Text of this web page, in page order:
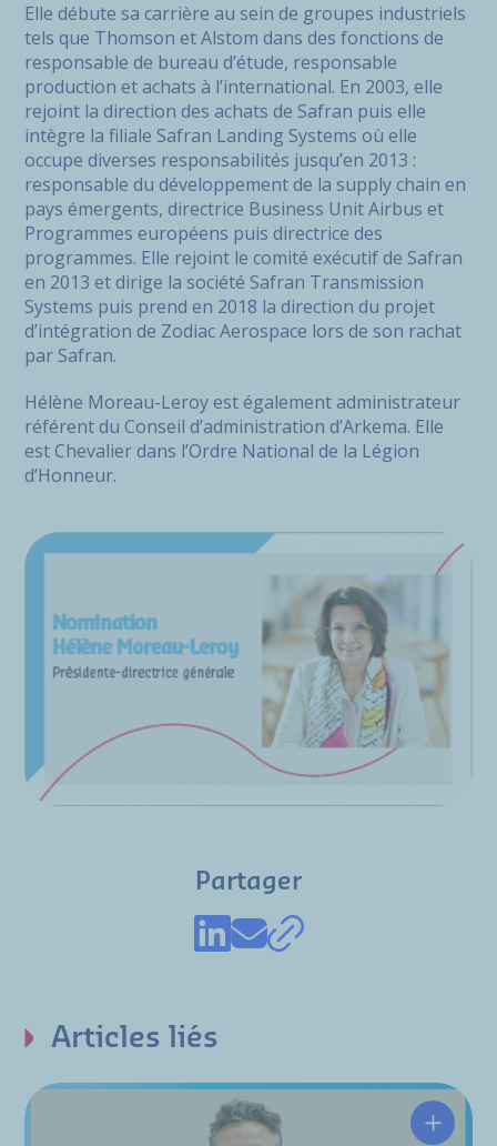
Elle débute sa carrière au sein de groupes industriels
tels que Thomson et Alstom dans des fonctions de
responsable de bureau d’étude, responsable
production et achats à l’international. En 2003, elle
rejoint la direction des achats de Safran puis elle
intègre la filiale Safran Landing Systems où elle
occupe diverses responsabilités jusqu’en 2013 :
responsable du développement de la supply chain en
pays émergents, directrice Business Unit Airbus et
Programmes européens puis directrice des
programmes. Elle rejoint le comité exécutif de Safran
en 2013 et dirige la société Safran Transmission
Systems puis prend en 2018 la direction du projet
d’intégration de Zodiac Aerospace lors de son rachat
par Safran.
Hélène Moreau-Leroy est également administrateur
référent du Conseil d’administration d’Arkema. Elle
est Chevalier dans l’Ordre National de la Légion
d’Honneur.
Partager
Articles liés